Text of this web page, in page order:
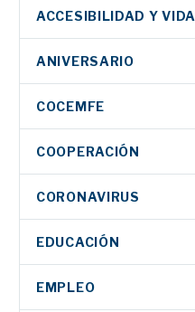
ACCESIBILIDAD Y
ANIVERSARIO
COCEMFE
COOPERACIÓN
CORONAVIRUS
EDUCACIÓN
EMPLEO